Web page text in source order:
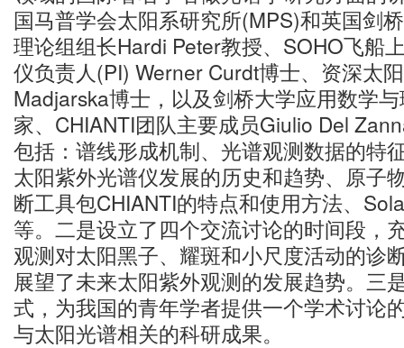
国马普学会太阳系研究所(MPS)和英国剑
理论组组长Hardi Peter教授、SOHO飞船
仪负责人(PI) Werner Curdt博士、资深太
Madjarska博士，以及剑桥大学应用数学
家、CHIANTI团队主要成员Giulio Del
包括：谱线形成机制、光谱观测数据的特
太阳紫外光谱仪发展的历史和趋势、原子
断工具包CHIANTI的特点和使用方法、
等。二是设立了四个交流讨论的时间段，
观测对太阳黑子、耀斑和小尺度活动的诊
展望了未来太阳紫外观测的发展趋势。三
式，为我国的青年学者提供一个学术讨论
与太阳光谱相关的科研成果。